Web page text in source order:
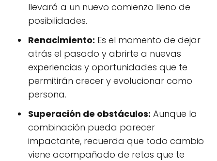
llevará a un nuevo comienzo lleno de
posibilidades.
Renacimiento: Es el momento de dejar
atrás el pasado y abrirte a nuevas
experiencias y oportunidades que te
permitirán crecer y evolucionar como
persona.
Superación de obstáculos: Aunque la
combinación pueda parecer
impactante, recuerda que todo cambio
viene acompañado de retos que te